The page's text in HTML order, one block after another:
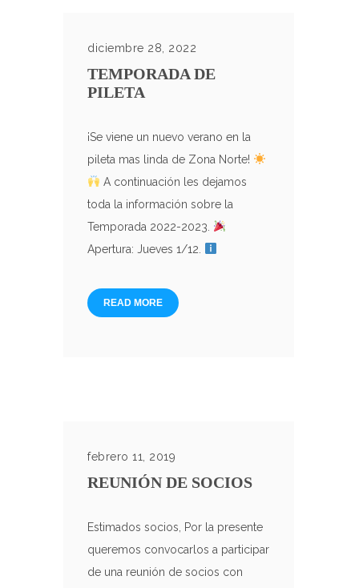
diciembre 28, 2022
TEMPORADA DE
PILETA
¡Se viene un nuevo verano en la
pileta mas linda de Zona Norte!
A continuación les dejamos
toda la información sobre la
Temporada 2022-2023.
Apertura: Jueves 1/12.
READ MORE
febrero 11, 2019
REUNIÓN DE SOCIOS
Estimados socios, Por la presente
queremos convocarlos a participar
de una reunión de socios con